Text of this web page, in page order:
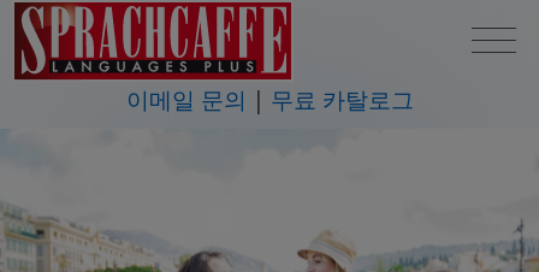
이메일 문의 무료 카탈로그